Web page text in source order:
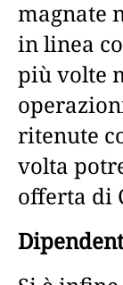
magnate
in linea
più volte
ritenute
volta
offerta di